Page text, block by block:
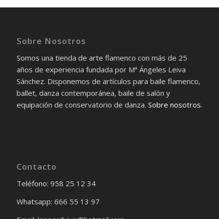
Sobre Nosotros
Somos una tienda de arte flamenco con más de 25
años de experiencia fundada por Mª Ángeles Leiva
Sánchez. Disponemos de artículos para baile flamenco,
ballet, danza contemporánea, baile de salón y
equipación de conservatorio de danza. Sobre nosotros.
Contacto
Teléfono: 958 25 12 34
Whatsapp: 666 55 13 97